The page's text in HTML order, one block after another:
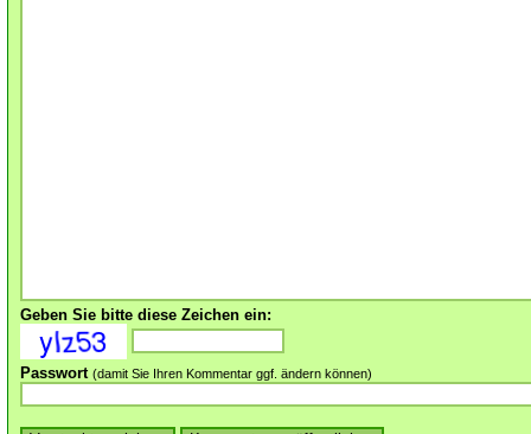
Geben Sie bitte diese Zeichen ein:
Passwort (damit Sie Ihren Kommentar ggf. ändern können)